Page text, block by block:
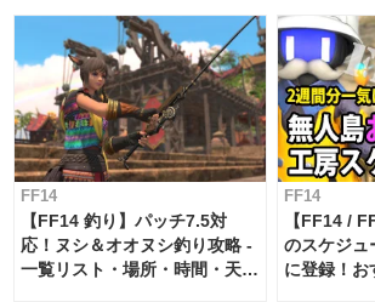
FF14
【FF14 釣り】パッチ7.5対
応！ヌシ＆オオヌシ釣り攻略 -
一覧リスト・場所・時間・天
FF14
【FF14 /
のスケジュ
に登録！お